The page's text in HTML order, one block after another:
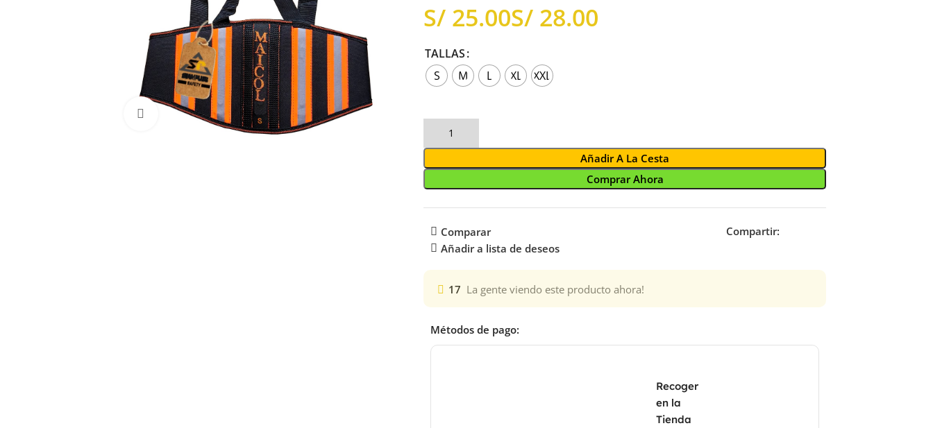
Haga Click para agrandar
S/ S/
TALLAS
S
M L XL XXL
Añadir A La Cesta
Comprar Ahora
Comparar
Añadir a lista de deseos
Compartir:
17 La gente viendo este producto ahora!
Métodos de pago:
Recoger
en la
Tienda